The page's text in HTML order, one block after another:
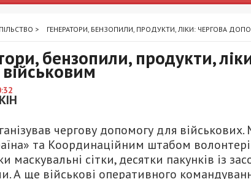
> ГЕНЕРАТОРИ, БЕНЗОПИЛИ, ПРОДУКТИ, ЛІКИ: ЧЕРГОВА
бензопили, продукти,
чергову допомогу для
та Координаційним штабом
маскувальні сітки, десятки пакунків із
А ще військові оперативного